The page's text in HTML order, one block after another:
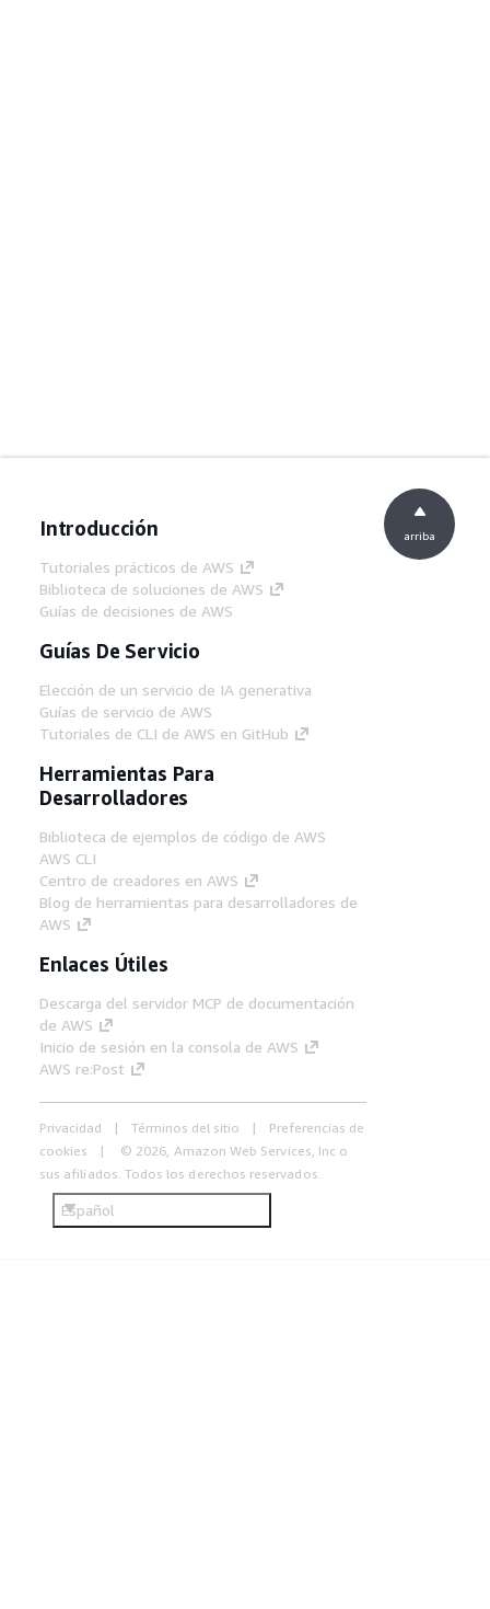
Introducción
Tutoriales prácticos de AWS
Biblioteca de soluciones de AWS
Guías de decisiones de AWS
Guías De Servicio
Elección de un servicio de IA generativa
Guías de servicio de AWS
Tutoriales de CLI de AWS en GitHub
Herramientas Para
Desarrolladores
Biblioteca de ejemplos de código de AWS
AWS CLI
Centro de creadores en AWS
Blog de herramientas para desarrolladores de
AWS
Enlaces Útiles
Descarga del servidor MCP de documentación
de AWS
Inicio de sesión en la consola de AWS
AWS re:Post
Privacidad Términos del sitio
Preferencias de
cookies
© 2026, Amazon Web Services, Inc o
sus afiliados. Todos los derechos reservados.
Español
arriba